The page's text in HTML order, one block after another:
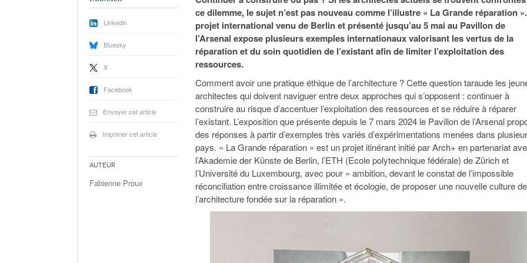
À Paris, les cadres de la tech et de la finance
16 juillet 2026
Saint-Agne immobilier inaugure une nouvelle
Plus d'articles
janvier 2026
- 20
Cahier d’expert à destination des
janvier 2026
Plus d'articles
Exclusif –
feuille de
À Paris, les
redessinent
16 juillet 2026
ce dilemme, le sujet n’est pas nouveau comme l’illustre « La Grande réparation
projet international venu de Berlin et présenté jusqu’au 5 mai au Pavillon de
l’Arsenal expose plusieurs exemples internationaux valorisant les vertus de la
réparation et du soin quotidien de l’existant afin de limiter l’exploitation des
ressources.
Comment avoir une pratique éthique de l’architecture ? Cette question taraude les
architectes qui doivent naviguer entre deux approches qui s’opposent : continuer à
construire au risque d’accentuer l’exploitation des ressources et se réduire à réparer
l’existant. L’exposition que présente depuis le 7 mars 2024 le Pavillon de l’Arsenal
des réponses à partir d’exemples très variés d’expérimentations menées dans
pays. « La Grande réparation » est un projet itinérant initié par Arch+ en partenariat
l’Akademie der Künste de Berlin, l’ETH (Ecole polytechnique fédérale) de Zürich et
l’Université du Luxembourg, avec pour « ambition, devant le constat de l’impossible
réconciliation entre croissance illimitée et écologie, de proposer une nouvelle culture de
l’architecture fondée sur la réparation ».
Linkedin
Bluesky
X
Facebook
Envoyer cet article
Imprimer cet article
Auteur
Fabienne Proux